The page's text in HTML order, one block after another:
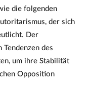
die folgenden
der sich
Der
des
um ihre Stabilität
Opposition